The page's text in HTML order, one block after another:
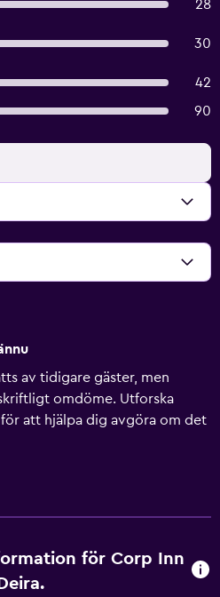
28
30
42
90
av tidigare gäster, men
omdöme. Utforska
att hjälpa dig avgöra om det
för Corp Inn
Deira.